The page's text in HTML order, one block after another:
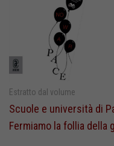
Estratto dal volume
Scuole e università di
Fermiamo la follia della